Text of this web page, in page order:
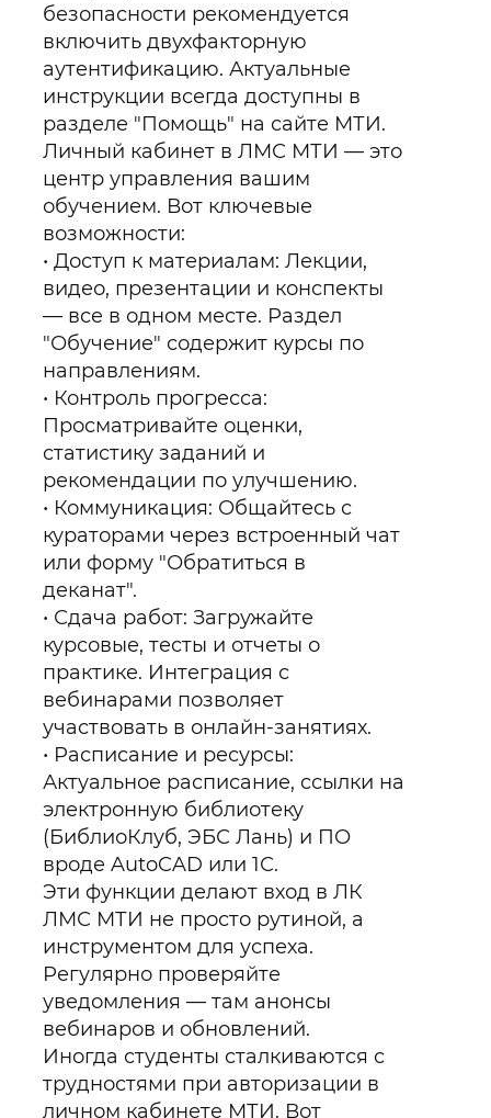
безопасности рекомендуется
включить двухфакторную
аутентификацию. Актуальные
инструкции всегда доступны в
разделе "Помощь" на сайте МТИ.
Личный кабинет в ЛМС МТИ — это
центр управления вашим
обучением. Вот ключевые
возможности:
Доступ к материалам: Лекции,
видео, презентации и конспекты
— все в одном месте. Раздел
"Обучение" содержит курсы по
направлениям.
Контроль прогресса:
Просматривайте оценки,
статистику заданий и
рекомендации по улучшению.
Коммуникация: Общайтесь с
кураторами через встроенный чат
или форму "Обратиться в
деканат".
Сдача работ: Загружайте
курсовые, тесты и отчеты о
практике. Интеграция с
вебинарами позволяет
участвовать в онлайн-занятиях.
Расписание и ресурсы:
Актуальное расписание, ссылки на
электронную библиотеку
(БиблиоКлуб, ЭБС Лань) и ПО
вроде AutoCAD или 1С.
Эти функции делают вход в ЛК
ЛМС МТИ не просто рутиной, а
инструментом для успеха.
Регулярно проверяйте
уведомления — там анонсы
вебинаров и обновлений.
Иногда студенты сталкиваются с
трудностями при авторизации в
личном кабинете МТИ. Вот